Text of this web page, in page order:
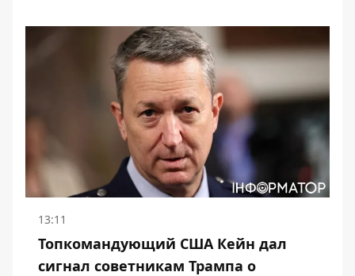
13:11
Топкомандующий США Кейн дал
сигнал советникам Трампа о